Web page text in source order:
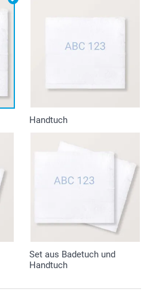
Handtuch
Set aus Badetuch und
Handtuch